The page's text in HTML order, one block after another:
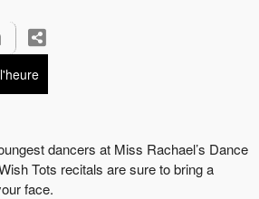
dancers at Miss Rachael’s Dance
Tots recitals are sure to bring a
face.